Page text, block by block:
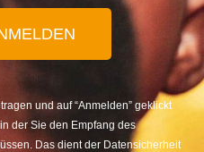
und auf “Anmelden” geklickt
der Sie den Empfang des
Das dient der Datensicherheit